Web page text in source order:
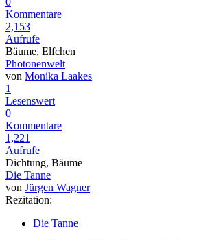
Kommentare
2,153
Aufrufe
Bäume, Elfchen
Photonenwelt
von Monika Laakes
1
Lesenswert
0
Kommentare
1,221
Aufrufe
Dichtung, Bäume
Die Tanne
von Jürgen Wagner
Rezitation:
Die Tanne